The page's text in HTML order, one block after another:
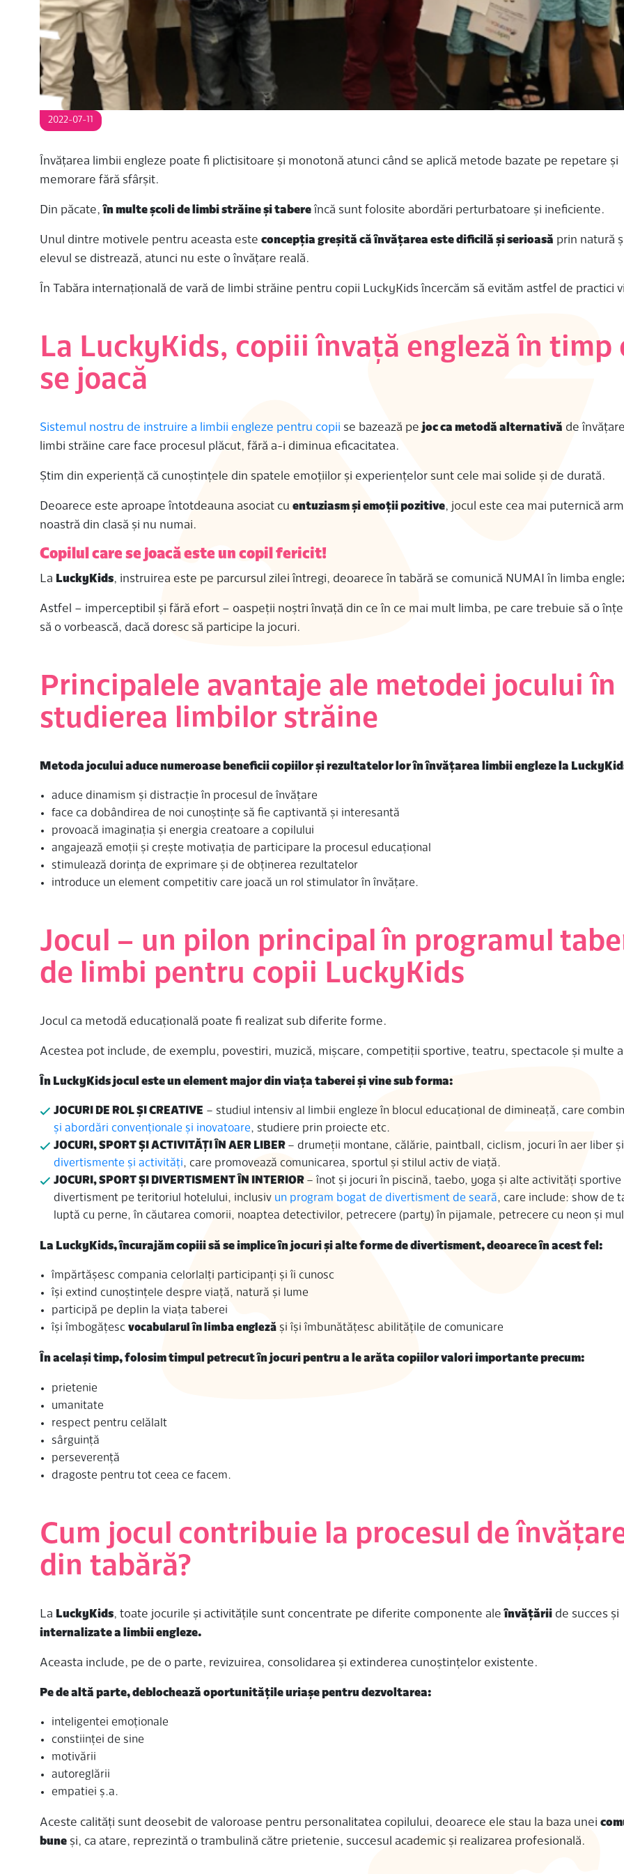
2022-07-11
Învățarea limbii engleze poate fi plictisitoare și monotonă atunci când se aplică metode bazate pe repetare și
memorare fără sfârșit.
Din păcate,în multe școli de limbi străine și tabereîncă sunt folosite abordări perturbatoare și ineficiente.
Unul dintre motivele pentru aceasta este concepția greșită că învățarea este dificilă și serioasă prin natură
elevul se distrează, atunci nu este o învățare reală.
În Tabăra internațională de vară de limbi străine pentru copii LuckyKids încercăm să evităm astfel de practici
La LuckyKids, copiii învață engleză în timp
se joacă
Sistemul nostru de instruire a limbii engleze pentru copii se bazează pe joc ca metodă alternativă de
limbi străine care face procesul plăcut, fără a-i diminua eficacitatea.
Știm din experiență că cunoștințele din spatele emoțiilor și experiențelor sunt cele mai solide și de durată.
Deoarece este aproape întotdeauna asociat cu entuziasm și emoții pozitive, jocul este cea mai puternică
noastră din clasă și nu numai.
Copilul care se joacă este un copil fericit!
La LuckyKids, instruirea este pe parcursul zilei întregi, deoarece în tabără se comunică NUMAI în limba
Astfel – imperceptibil și fără efort – oaspeții noștri învață din ce în ce mai mult limba, pe care trebuie să o
să o vorbească, dacă doresc să participe la jocuri.
Principalele avantaje ale metodei jocului în
studierea limbilor străine
Metoda jocului aduce numeroase beneficii copiilor și rezultatelor lor în învățarea limbii engleze la
aduce dinamism și distracție în procesul de învățare
face ca dobândirea de noi cunoștințe să fie captivantă și interesantă
provoacă imaginația și energia creatoare a copilului
angajează emoții și crește motivația de participare la procesul educațional
stimulează dorința de exprimare și de obținerea rezultatelor
introduce un element competitiv care joacă un rol stimulator în învăţare.
Jocul – un pilon principal în programul
de limbi pentru copii LuckyKids
Jocul ca metodă educațională poate fi realizat sub diferite forme.
Acestea pot include, de exemplu, povestiri, muzică, mișcare, competiții sportive, teatru, spectacole și multe
În LuckyKids jocul este un element major din viața taberei și vine sub forma:
JOCURI DE ROL ȘI CREATIVE – studiul intensiv al limbii engleze în blocul educațional de dimineață, care
și abordări convenționale și inovatoare, studiere prin proiecte etc.
JOCURI, SPORT ȘI ACTIVITĂȚI ÎN AER LIBER – drumeții montane, călărie, paintball, ciclism, jocuri în aer liber
divertismente și activități, care promovează comunicarea, sportul și stilul activ de viață.
JOCURI, SPORT ȘI DIVERTISMENT ÎN INTERIOR – înot și jocuri în piscină, taebo, yoga și alte activități sportive
divertisment pe teritoriul hotelului, inclusiv un program bogat de divertisment de seară, care include: show de
luptă cu perne, în căutarea comorii, noaptea detectivilor, petrecere (party) în pijamale, petrecere cu neon și
La LuckyKids, încurajăm copiii să se implice în jocuri și alte forme de divertisment, deoarece în acest fel:
împărtășesc compania celorlalți participanți și îi cunosc
își extind cunoștințele despre viață, natură și lume
participă pe deplin la viața taberei
își îmbogățescvocabularul în limba engleză și își îmbunătățesc abilitățile de comunicare
În același timp, folosim timpul petrecut în jocuri pentru a le arăta copiilor valori importante precum:
prietenie
umanitate
respect pentru celălalt
sârguință
perseverenţă
dragoste pentru tot ceea ce facem.
Cum jocul contribuie la procesul de
din tabără?
La LuckyKids, toate jocurile și activitățile sunt concentrate pe diferite componente aleînvățării de succes și
internalizate a limbii engleze.
Aceasta include, pe de o parte, revizuirea, consolidarea și extinderea cunoștințelor existente.
Pe de altă parte, deblochează oportunitățile uriașe pentru dezvoltarea:
inteligentei emoționale
constiinței de sine
motivării
autoreglării
empatiei ș.a.
Aceste calități sunt deosebit de valoroase pentru personalitatea copilului, deoarece ele stau la baza unei
bune și, ca atare, reprezintă o trambulină către prietenie, succesul academic și realizarea profesională.